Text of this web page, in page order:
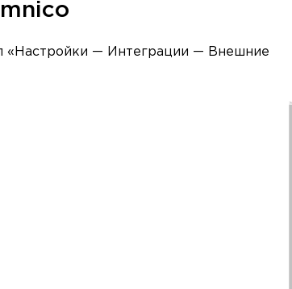
«Настройки — Интеграции — Внешние